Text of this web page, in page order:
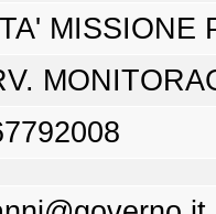
MISSIONE